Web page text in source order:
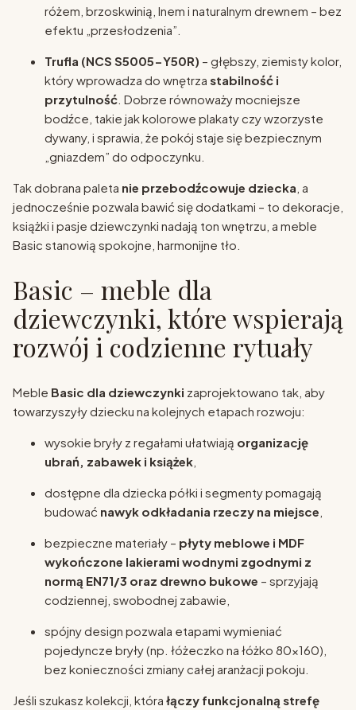
różem, brzoskwinią, lnem i naturalnym drewnem – bez
efektu „przesłodzenia”.
Trufla (NCS S5005-Y50R) – głębszy, ziemisty kolor,
który wprowadza do wnętrza stabilność i
przytulność . Dobrze równoważy mocniejsze
bodźce, takie jak kolorowe plakaty czy wzorzyste
dywany, i sprawia, że pokój staje się bezpiecznym
„gniazdem” do odpoczynku.
Tak dobrana paleta nie przebodźcowuje dziecka , a
jednocześnie pozwala bawić się dodatkami – to dekoracje,
książki i pasje dziewczynki nadają ton wnętrzu, a meble
Basic stanowią spokojne, harmonijne tło.
Basic – meble dla
dziewczynki, które wspierają
rozwój i codzienne rytuały
Meble Basic dla dziewczynki zaprojektowano tak, aby
towarzyszyły dziecku na kolejnych etapach rozwoju:
wysokie bryły z regałami ułatwiają organizację
ubrań, zabawek i książek
dostępne dla dziecka półki i segmenty pomagają
budować nawyk odkładania rzeczy na miejsce
bezpieczne materiały – płyty meblowe i MDF
wykończone lakierami wodnymi zgodnymi z
normą EN71/3 oraz drewno bukowe – sprzyjają
codziennej, swobodnej zabawie,
spójny design pozwala etapami wymieniać
pojedyncze bryły (np. łóżeczko na łóżko 80x160),
bez konieczności zmiany całej aranżacji pokoju.
Jeśli szukasz kolekcji, która łączy funkcjonalną strefę